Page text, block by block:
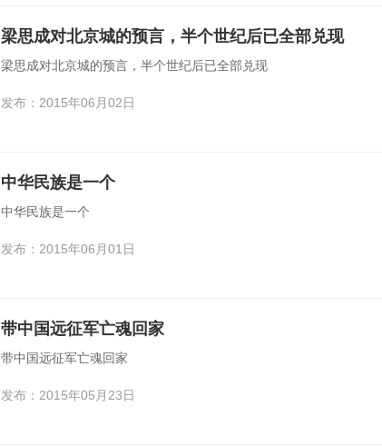
梁思成对北京城的预言，半个世纪后已全部兑现
梁思成对北京城的预言，半个世纪后已全部兑现
发布：2015年06月02日
中华民族是一个
中华民族是一个
发布：2015年06月01日
带中国远征军亡魂回家
带中国远征军亡魂回家
发布：2015年05月23日